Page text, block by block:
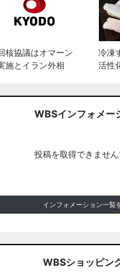
核協議はオマーン
施とイラン外相
冷凍
活性
WBSインフォメー
投稿を取得できませ
インフォメーション一覧
WBSショッピン